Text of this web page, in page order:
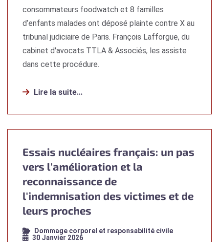
consommateurs foodwatch et 8 familles
d’enfants malades ont déposé plainte contre X au
tribunal judiciaire de Paris. François Lafforgue, du
cabinet d'avocats TTLA & Associés, les assiste
dans cette procédure.
Lire la suite...
Essais nucléaires français: un pas
vers l'amélioration et la
reconnaissance de
l'indemnisation des victimes et de
leurs proches
Dommage corporel et responsabilité civile
30 Janvier 2026